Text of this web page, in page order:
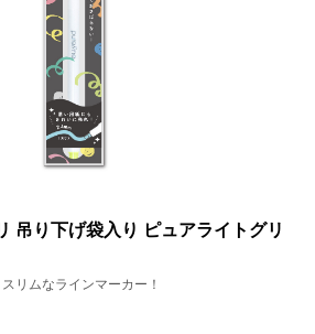
吊り下げ袋入り ピュアライトグリ
リムなラインマーカー！